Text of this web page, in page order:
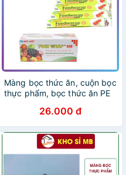
Màng bọc thức ăn, cuộn bọc
thực phẩm, bọc thức ăn PE
26.000 đ